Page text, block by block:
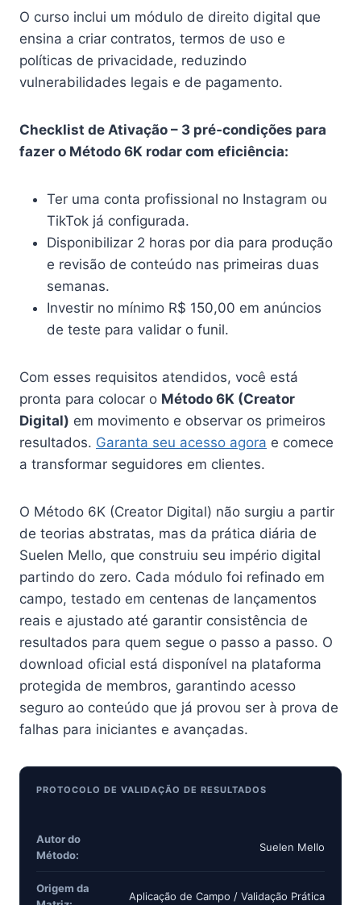
O curso inclui um módulo de direito digital que
ensina a criar contratos, termos de uso e
políticas de privacidade, reduzindo
vulnerabilidades legais e de pagamento.
Checklist de Ativação – 3 pré‑condições para
fazer o Método 6K rodar com eficiência:
Ter uma conta profissional no Instagram ou
TikTok já configurada.
Disponibilizar 2 horas por dia para produção
e revisão de conteúdo nas primeiras duas
semanas.
Investir no mínimo R$ 150,00 em anúncios
de teste para validar o funil.
Com esses requisitos atendidos, você está
pronta para colocar o Método 6K (Creator
Digital) em movimento e observar os primeiros
resultados. Garanta seu acesso agora e comece
a transformar seguidores em clientes.
O Método 6K (Creator Digital) não surgiu a partir
de teorias abstratas, mas da prática diária de
Suelen Mello, que construiu seu império digital
partindo do zero. Cada módulo foi refinado em
campo, testado em centenas de lançamentos
reais e ajustado até garantir consistência de
resultados para quem segue o passo a passo. O
download oficial está disponível na plataforma
protegida de membros, garantindo acesso
seguro ao conteúdo que já provou ser à prova de
falhas para iniciantes e avançadas.
PROTOCOLO DE VALIDAÇÃO DE RESULTADOS
Autor do
Método:
Suelen Mello
Origem da
Aplicação de Campo / Validação Prática